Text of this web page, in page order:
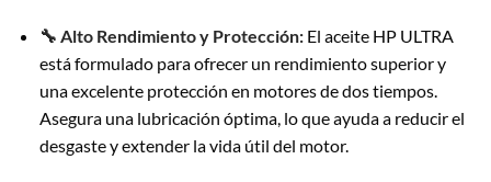
🔧 Alto Rendimiento y Protección: El aceite HP ULTRA
está formulado para ofrecer un rendimiento superior y
una excelente protección en motores de dos tiempos.
Asegura una lubricación óptima, lo que ayuda a reducir el
desgaste y extender la vida útil del motor.